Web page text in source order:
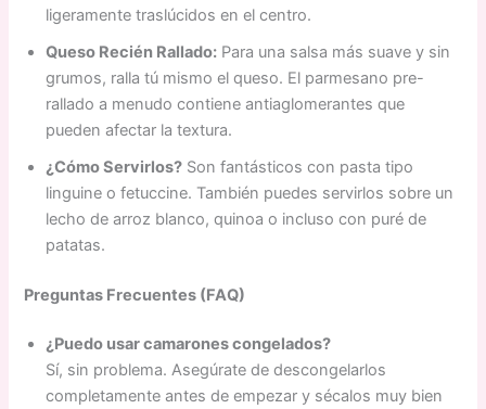
ligeramente traslúcidos en el centro.
Queso Recién Rallado: Para una salsa más suave y sin
grumos, ralla tú mismo el queso. El parmesano pre-
rallado a menudo contiene antiaglomerantes que
pueden afectar la textura.
¿Cómo Servirlos? Son fantásticos con pasta tipo
linguine o fetuccine. También puedes servirlos sobre un
lecho de arroz blanco, quinoa o incluso con puré de
patatas.
Preguntas Frecuentes (FAQ)
¿Puedo usar camarones congelados?
Sí, sin problema. Asegúrate de descongelarlos
completamente antes de empezar y sécalos muy bien